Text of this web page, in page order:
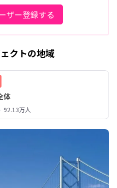
ザー登録する
クトの地域
体
92.13万人